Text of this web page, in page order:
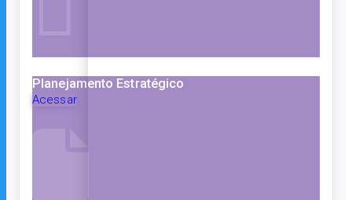
Planejamento Estratégico
Acessar